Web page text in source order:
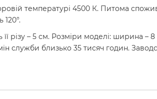
температурі 4500 К. Питома
її різу – 5 см. Розміри моделі: ширина
служби близько 35 тисяч годин.